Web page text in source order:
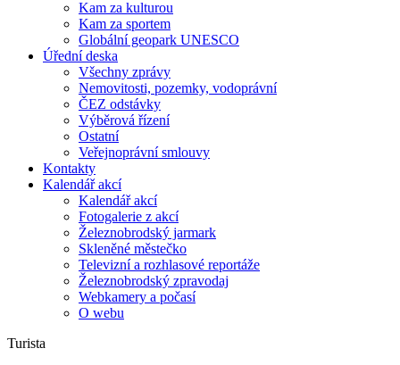
Kam za kulturou
Kam za sportem
Globální geopark UNESCO
Úřední deska
Všechny zprávy
Nemovitosti, pozemky, vodoprávní
ČEZ odstávky
Výběrová řízení
Ostatní
Veřejnoprávní smlouvy
Kontakty
Kalendář akcí
Kalendář akcí
Fotogalerie z akcí
Železnobrodský jarmark
Skleněné městečko
Televizní a rozhlasové reportáže
Železnobrodský zpravodaj
Webkamery a počasí
O webu
Turista